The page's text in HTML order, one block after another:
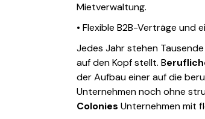
Mietverwaltung.
• Flexible B2B-Verträge und
Jedes Jahr stehen
auf den Kopf stellt. B
der Aufbau einer auf die
Unternehmen noch ohne
Colonies Unternehmen mit